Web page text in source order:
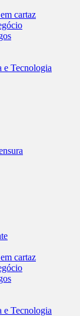
cartaz
e Tecnologia
cartaz
e Tecnologia